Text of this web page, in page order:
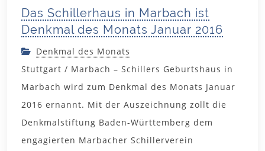
Das Schillerhaus in Marbach ist
Denkmal des Monats Januar 2016
Denkmal des Monats
Stuttgart / Marbach – Schillers Geburtshaus in
Marbach wird zum Denkmal des Monats Januar
2016 ernannt. Mit der Auszeichnung zollt die
Denkmalstiftung Baden-Württemberg dem
engagierten Marbacher Schillerverein